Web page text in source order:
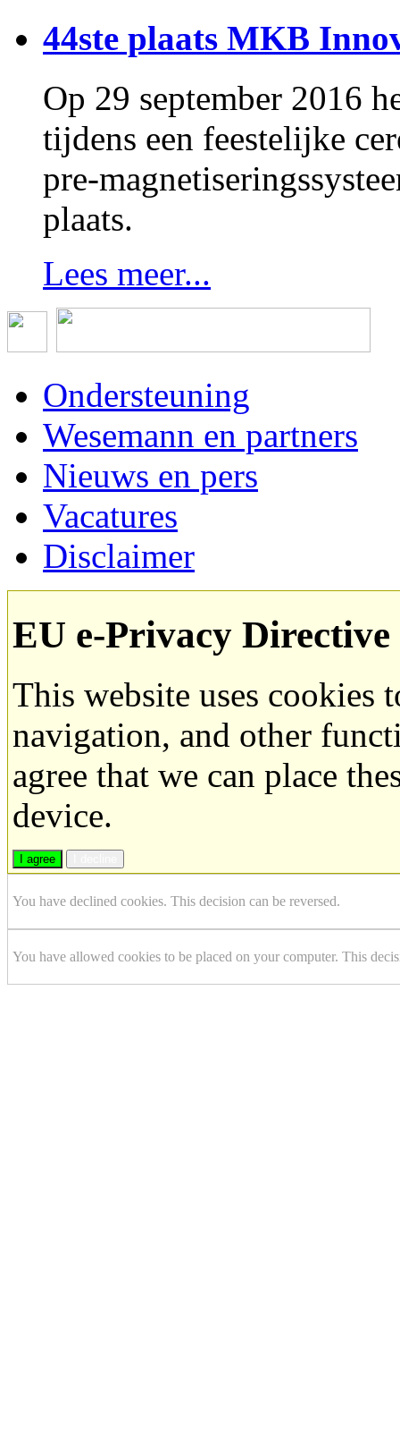
44ste plaats MKB
Op 29 september 2016
tijdens een feestelijke
pre-
plaats.
Lees meer...
Ondersteuning
Wesemann en partners
Nieuws en pers
Vacatures
Disclaimer
EU e-Privacy Directive
This website uses cookies
navigation, and other
agree that we can place
device.
I agree
You have declined cookies. This decision can be reversed.
You have allowed cookies to be placed on your computer. This